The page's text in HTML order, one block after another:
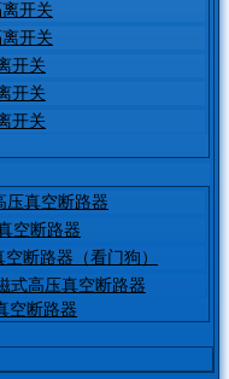
开关
开关
开关
开关
开关
压真空断路器
空断路器
断路器（看门狗）
式高压真空断路器
空断路器